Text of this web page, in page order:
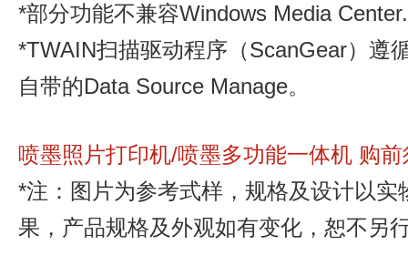
*部分功能不兼容Windows Media Center.
*TWAIN扫描驱动程序（ScanGear）遵
自带的Data Source Manage。
喷墨照片打印机/喷墨多功能一体机 购
*注：图片为参考式样，规格及设计以
果，产品规格及外观如有变化，恕不另